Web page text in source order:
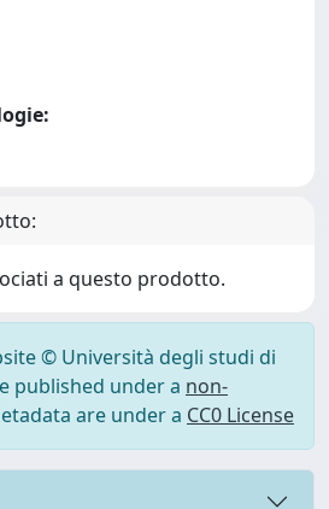
a questo prodotto.
© Università degli studi di
published under a non-
are under a CC0 License